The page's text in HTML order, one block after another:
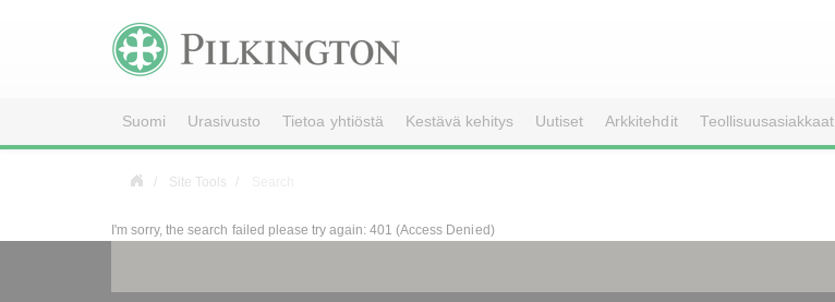
Suomi Urasivusto Tietoa yhtiöstä Kestävä kehitys Uutiset Arkkitehdit Teollisuusasiakkaat
Site Tools
I'm sorry, the search failed please try again: 401 (Access Denied)